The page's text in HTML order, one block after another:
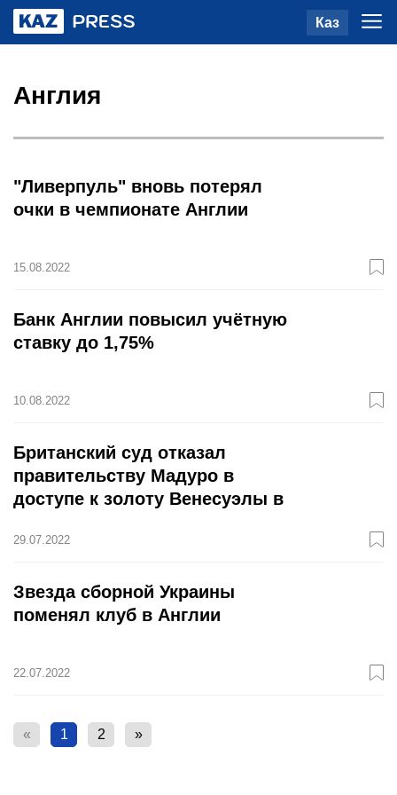
Каз
Англия
15.08.2022
"Ливерпуль" вновь потерял
очки в чемпионате Англии
10.08.2022
Банк Англии повысил учётную
ставку до 1,75%
29.07.2022
Британский суд отказал
правительству Мадуро в
доступе к золоту Венесуэлы в
22.07.2022
Звезда сборной Украины
поменял клуб в Англии
« 1 2 »